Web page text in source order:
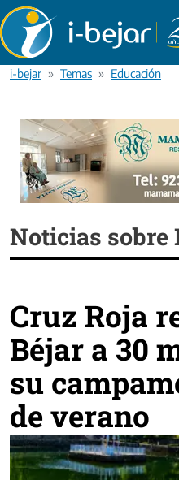
Pasar al contenido principal
i-bejar Temas Educación
Noticias sobre
Cruz Roja
Béjar a 30
su
de verano